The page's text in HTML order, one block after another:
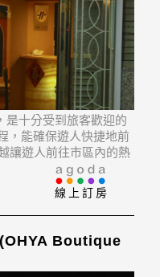
是十分受到旅客歡迎的
，能確保遊人快捷地前
讓遊人前往市區內的熱
線上訂房
Boutique